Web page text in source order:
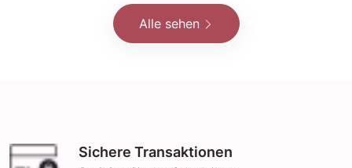
Alle sehen
Sichere Transaktionen